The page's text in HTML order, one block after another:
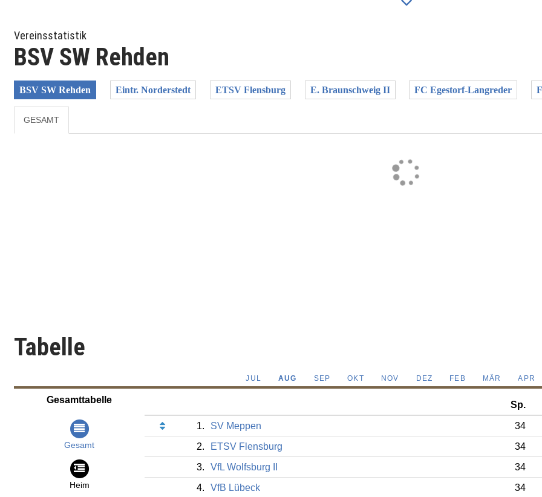
Vereinsstatistik
BSV SW Rehden
BSV SW Rehden Eintr. Norderstedt ETSV Flensburg E. Braunschweig II FC Egestorf-Langreder
GESAMT
Tabelle
JUL AUG SEP OKT NOV DEZ FEB MÄR APR
Gesamttabelle
Gesamt
Heim
Sp.
1. SV Meppen 34
2.
ETSV Flensburg 34
3.
VfL Wolfsburg II 34
4.
VfB Lübeck 34